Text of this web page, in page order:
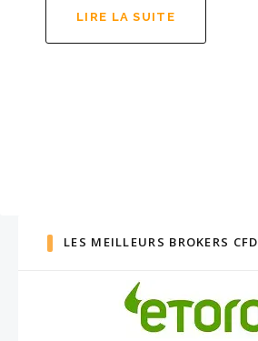
LIRE LA SUITE
LES MEILLEURS BROKERS CFD